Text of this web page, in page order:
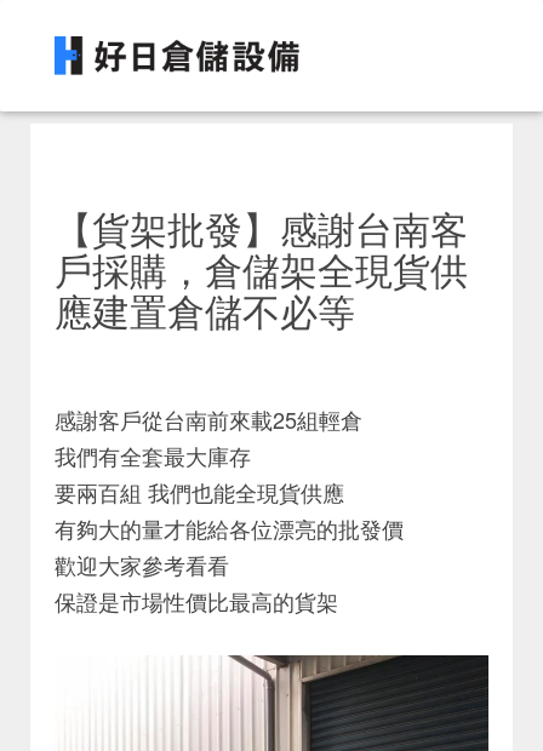
【貨架批發】感謝台南客
戶採購，倉儲架全現貨供
應建置倉儲不必等
感謝客戶從台南前來載25組輕倉
我們有全套最大庫存
要兩百組 我們也能全現貨供應
有夠大的量才能給各位漂亮的批發價
歡迎大家參考看看
保證是市場性價比最高的貨架